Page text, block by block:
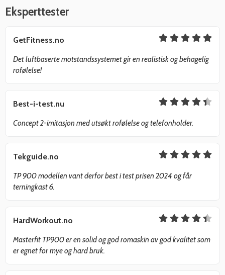
Eksperttester
GetFitness.no
Det luftbaserte motstandssystemet gir en realistisk og behagelig
rofølelse!
Best-i-test.nu
Concept 2-imitasjon med utsøkt rofølelse og telefonholder.
Tekguide.no
TP 900 modellen vant derfor best i test prisen 2024 og får
terningkast 6.
HardWorkout.no
Masterfit TP900 er en solid og god romaskin av god kvalitet som
er egnet for mye og hard bruk.